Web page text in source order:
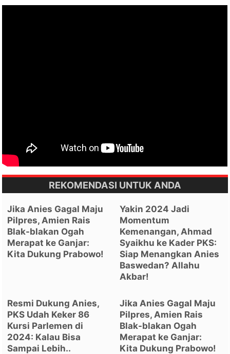
REKOMENDASI UNTUK ANDA
Jika Anies Gagal Maju
Pilpres, Amien Rais
Blak-blakan Ogah
Merapat ke Ganjar:
Kita Dukung Prabowo!
Yakin 2024 Jadi
Momentum
Kemenangan, Ahmad
Syaikhu ke Kader PKS:
Siap Menangkan Anies
Baswedan? Allahu
Akbar!
Resmi Dukung Anies,
PKS Udah Keker 86
Kursi Parlemen di
2024: Kalau Bisa
Sampai Lebih..
Jika Anies Gagal Maju
Pilpres, Amien Rais
Blak-blakan Ogah
Merapat ke Ganjar:
Kita Dukung Prabowo!